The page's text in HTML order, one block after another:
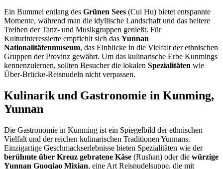
Ein Bummel entlang des Grünen Sees (Cui Hu) bietet entspannte
Momente, während man die idyllische Landschaft und das heitere
Treiben der Tanz- und Musikgruppen genießt. Für
Kulturinteressierte empfiehlt sich das Yunnan
Nationalitätenmuseum, das Einblicke in die Vielfalt der ethnischen
Gruppen der Provinz gewährt. Um das kulinarische Erbe Kunmings
kennenzulernen, sollten Besucher die lokalen Spezialitäten wie
Über-Brücke-Reisnudeln nicht verpassen.
Kulinarik und Gastronomie in Kunming,
Yunnan
Die Gastronomie in Kunming ist ein Spiegelbild der ethnischen
Vielfalt und der reichen kulinarischen Traditionen Yunnans.
Einzigartige Geschmackserlebnisse bieten Spezialitäten wie der
berühmte über Kreuz gebratene Käse (Rushan) oder die würzige
Yunnan Guoqiao Mixian, eine Art Reisnudelsuppe, die mit